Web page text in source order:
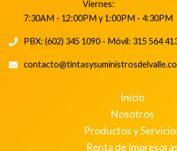
Viernes:
7:30AM - 12:00PM y 1:00PM - 4:30PM
PBX: (602) 345 1090 - Móvil: 315 564
Inicio
Nosotros
Productos y
Renta de